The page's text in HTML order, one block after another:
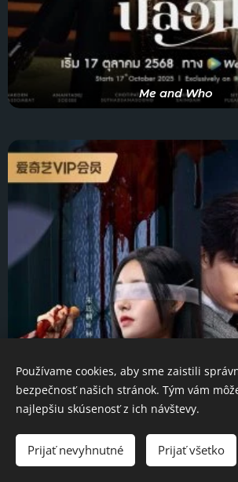
Me and Who
Používame cookies, aby sme zaistili
bezpečnosť našich stránok. Tým vám
najlepšiu skúsenosť z ich návštevy.
Prijať nevyhnutné Prijať všetko